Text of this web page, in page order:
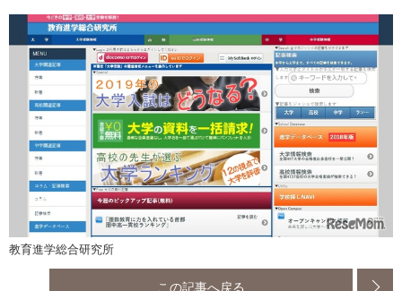
教育進学総合研究所
この記事へ戻る